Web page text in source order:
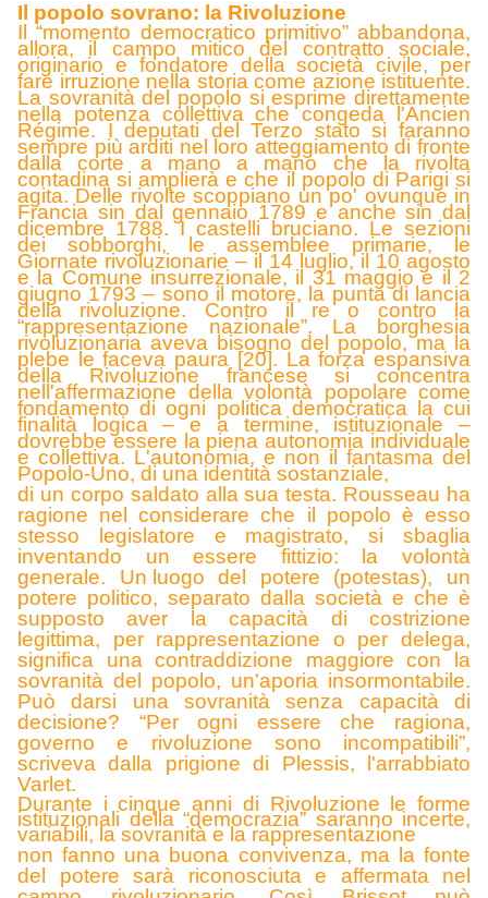
Il popolo sovrano: la Rivoluzione
Il “momento democratico primitivo” abbandona,
allora, il campo mitico del contratto sociale,
originario e fondatore della società civile, per
fare irruzione nella storia come azione istituente.
La sovranità del popolo si esprime direttamente
nella potenza collettiva che congeda l'Ancien
Régime. I deputati del Terzo stato si faranno
sempre più arditi nel loro atteggiamento di fronte
dalla corte a mano a mano che la rivolta
contadina si amplierà e che il popolo di Parigi si
agita. Delle rivolte scoppiano un po' ovunque in
Francia sin dal gennaio 1789 e anche sin dal
dicembre 1788. I castelli bruciano. Le sezioni
dei sobborghi, le assemblee primarie, le
Giornate rivoluzionarie – il 14 luglio, il 10 agosto
e la Comune insurrezionale, il 31 maggio e il 2
giugno 1793 – sono il motore, la punta di lancia
della rivoluzione. Contro il re o contro la
“rappresentazione nazionale”. La borghesia
rivoluzionaria aveva bisogno del popolo, ma la
plebe le faceva paura [20]. La forza espansiva
della Rivoluzione francese si concentra
nell'affermazione della volontà popolare come
fondamento di ogni politica democratica la cui
finalità logica – e a termine, istituzionale –
dovrebbe essere la piena autonomia individuale
e collettiva. L'autonomia, e non il fantasma del
Popolo-Uno, di una identità sostanziale,
di un corpo saldato alla sua testa. Rousseau ha
ragione nel considerare che il popolo è esso
stesso legislatore e magistrato, si sbaglia
inventando un essere fittizio: la volontà
generale. Un l uogo del potere (potestas), un
potere politico, separato dalla società e che è
supposto aver la capacità di costrizione
legittima, per rappresentazione o per delega,
significa una contraddizione maggiore con la
sovranità del popolo, un'aporia insormontabile.
Può darsi una sovranità senza capacità di
decisione? “Per ogni essere che ragiona,
governo e rivoluzione sono incompatibili”,
scriveva dalla prigione di Plessis, l'arrabbiato
Varlet.
Durante i cinque anni di Rivoluzione le forme
istituzionali della “democrazia” saranno incerte,
variabili, la sovranità e la rappresentazione
non fanno una buona convivenza, ma la fonte
del potere sarà riconosciuta e affermata nel